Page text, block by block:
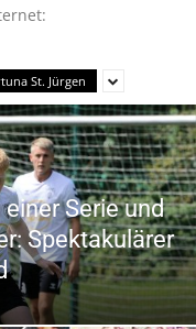
St. Jürgen
Serie und
Spektakulärer